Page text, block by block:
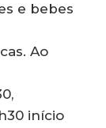
e bebes
Ao
início